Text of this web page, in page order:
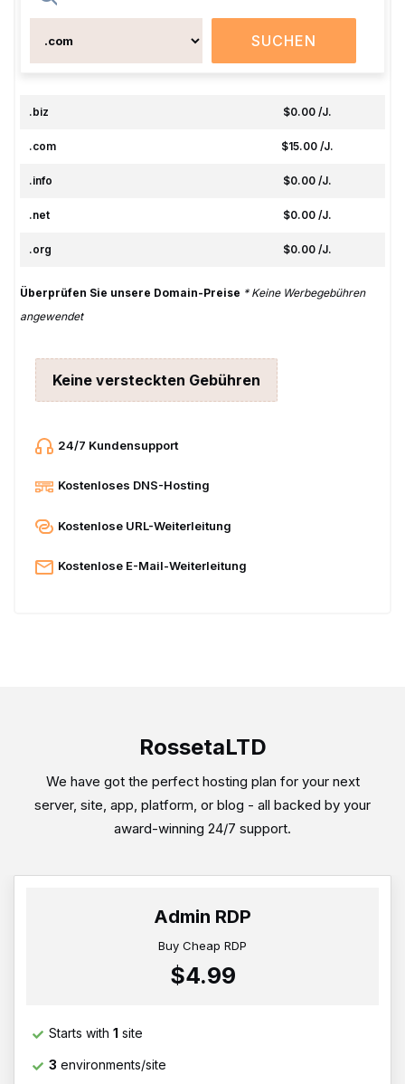
SUCHEN
.biz $0.00 /J.
.com $15.00 /J.
.info $0.00 /J.
.net $0.00 /J.
.org $0.00 /J.
Überprüfen Sie unsere Domain-Preise * Keine Werbegebühren
angewendet
Keine versteckten Gebühren
24/7 Kundensupport
Kostenloses DNS-Hosting
Kostenlose URL-Weiterleitung
Kostenlose E-Mail-Weiterleitung
RossetaLTD
We have got the perfect hosting plan for your next
server, site, app, platform, or blog - all backed by your
award-winning 24/7 support.
Admin RDP
Buy Cheap RDP
$4.99
Starts with 1 site
3 environments/site